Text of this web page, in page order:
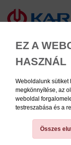
EZ A
HASZNÁL
Weboldalunk sütiket
megkönnyítése, az
weboldal
testreszabása és a
Összes